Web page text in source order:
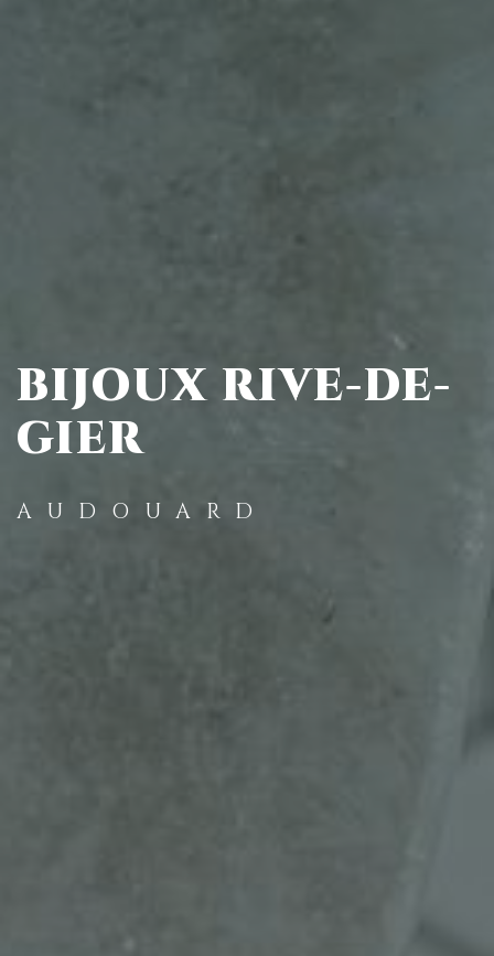
BIJOUX RIVE-DE-
GIER
AUDOUARD